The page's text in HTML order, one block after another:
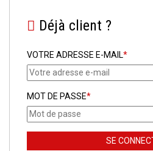
Déjà client ?
VOTRE ADRESSE E-MAIL*
MOT DE PASSE*